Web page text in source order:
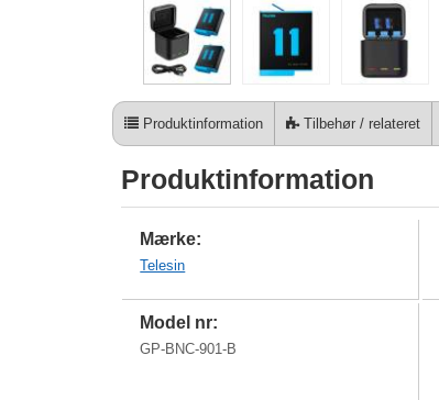
Produktinformation Tilbehør / relateret
Produktinformation
Mærke:
Telesin
Model nr:
GP-BNC-901-B